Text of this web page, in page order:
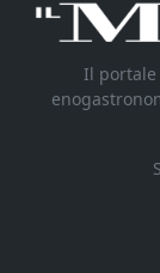
Il portale